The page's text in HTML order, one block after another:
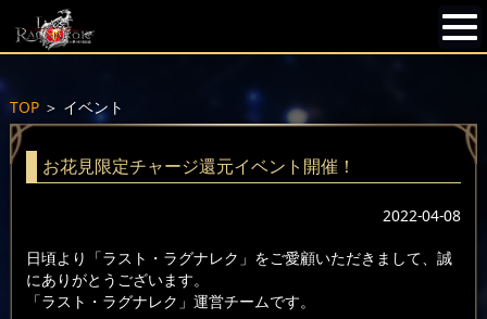
TOP＞ イベント
お花見限定チャージ還元イベント開催！
2022-04-08
日頃より「ラスト・ラグナレク」をご愛顧いただきまして、誠
にありがとうございます。
「ラスト・ラグナレク」運営チームです。